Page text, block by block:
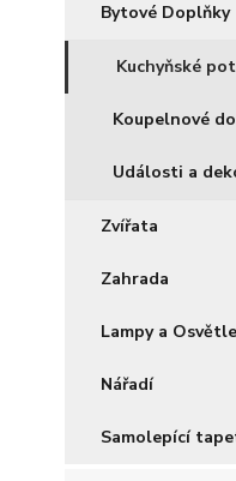
Bytové Doplňky
Kuchyňské
Koupelnové
Události a
Zvířata
Zahrada
Lampy a
Nářadí
Samolepící